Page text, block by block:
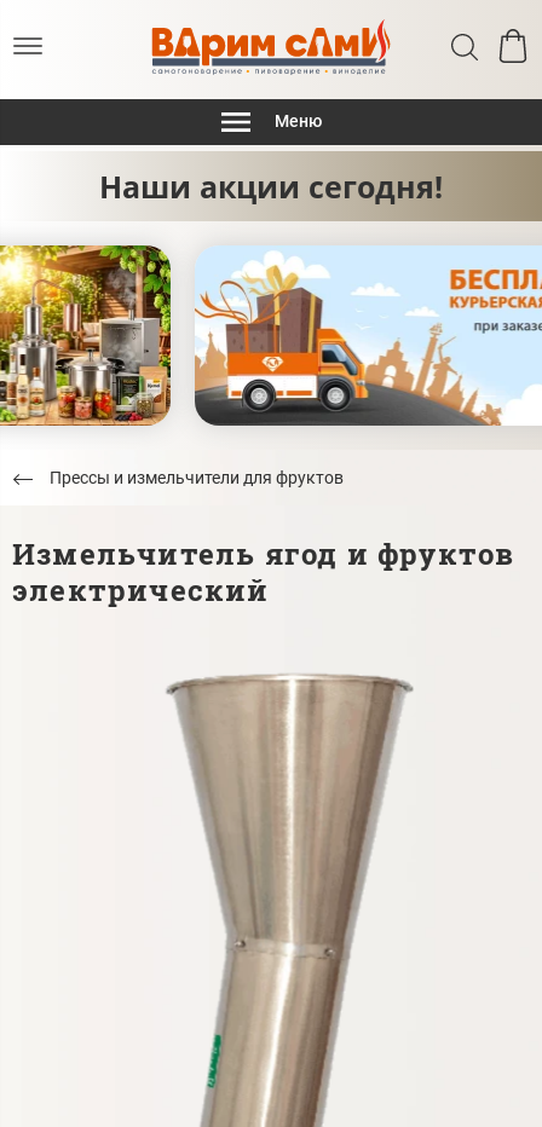
Меню
Наши акции сегодня!
Прессы и измельчители для фруктов
Измельчитель ягод и фруктов
электрический